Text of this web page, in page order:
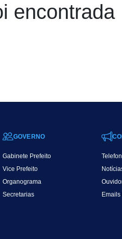
encontrada
GOVERNO
Gabinete Prefeito
Vice Prefeito
Organograma
Secretarias